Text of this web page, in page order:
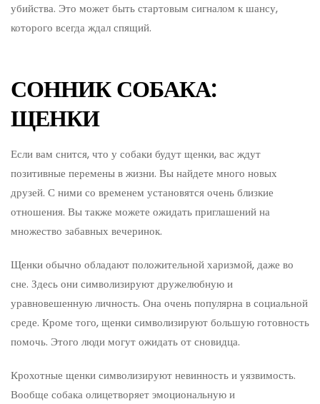
убийства. Это может быть стартовым сигналом к шансу,
которого всегда ждал спящий.
СОННИК СОБАКА:
ЩЕНКИ
Если вам снится, что у собаки будут щенки, вас ждут
позитивные перемены в жизни. Вы найдете много новых
друзей. С ними со временем установятся очень близкие
отношения. Вы также можете ожидать приглашений на
множество забавных вечеринок.
Щенки обычно обладают положительной харизмой, даже во
сне. Здесь они символизируют дружелюбную и
уравновешенную личность. Она очень популярна в социальной
среде. Кроме того, щенки символизируют большую готовность
помочь. Этого люди могут ожидать от сновидца.
Крохотные щенки символизируют невинность и уязвимость.
Вообще собака олицетворяет эмоциональную и